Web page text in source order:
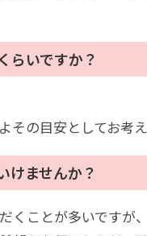
らいですか？
の目安としてお考え
けませんか？
ことが多いですが